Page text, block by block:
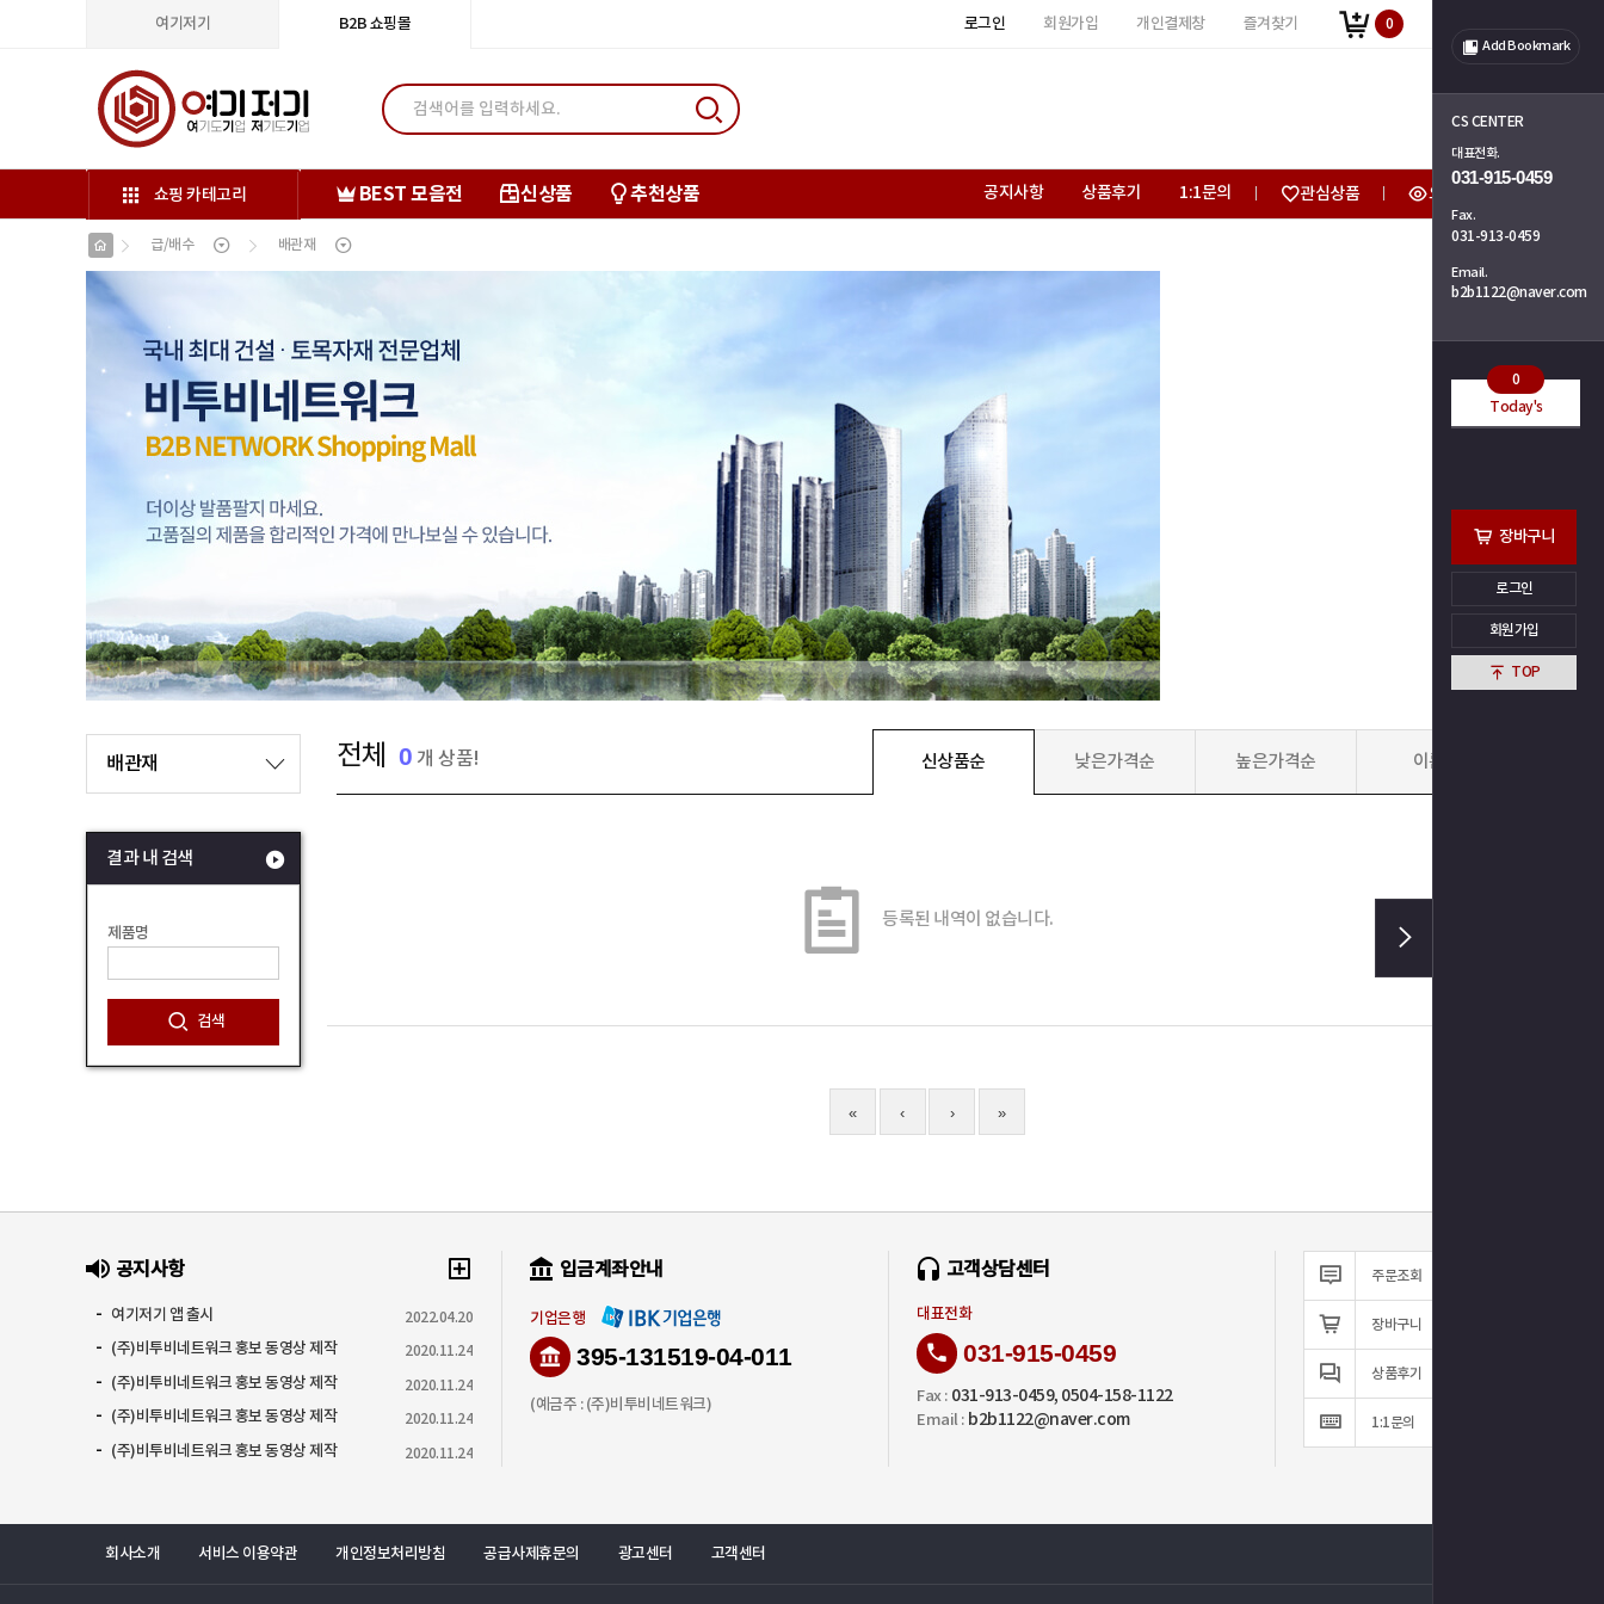
여기저기 B2B 쇼핑몰 로그인 회원가입 개인결제창 즐겨찾기 0
쇼핑 카테고리 BEST 모음전 신상품 추천상품 공지사항 상품후기 1:1문의 관심상품 오늘 본 상품
Add Bookmark
CS CENTER
대표전화.
031-915-0459
Fax.
031-913-0459
Email.
b2b1122@naver.com
Today's
0
장바구니
로그인
회원가입
TOP
급/배수 배관재
배관재
결과 내 검색
제품명
검색
전체 0 개 상품! 신상품순 낮은가격순 높은가격순 이름순
등록된 내역이 없습니다.
« ‹ › »
공지사항
여기저기 앱 출시 2022.04.20
(주)비투비네트워크 홍보 동영상 제작 2020.11.24
(주)비투비네트워크 홍보 동영상 제작 2020.11.24
(주)비투비네트워크 홍보 동영상 제작 2020.11.24
(주)비투비네트워크 홍보 동영상 제작 2020.11.24
입금계좌안내
기업은행
395-131519-04-011
(예금주 : (주)비투비네트워크)
고객상담센터
대표전화
031-915-0459
Fax : 031-913-0459, 0504-158-1122
Email : b2b1122@naver.com
주문조회
장바구니
상품후기
1:1문의
회사소개 서비스 이용약관 개인정보처리방침 공급사제휴문의 광고센터 고객센터